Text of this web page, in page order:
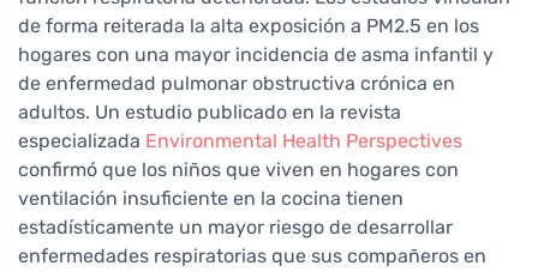
de forma reiterada la alta exposición a PM2.5 en los
hogares con una mayor incidencia de asma infantil y
de enfermedad pulmonar obstructiva crónica en
adultos. Un estudio publicado en la revista
especializada Environmental Health Perspectives
confirmó que los niños que viven en hogares con
ventilación insuficiente en la cocina tienen
estadísticamente un mayor riesgo de desarrollar
enfermedades respiratorias que sus compañeros en